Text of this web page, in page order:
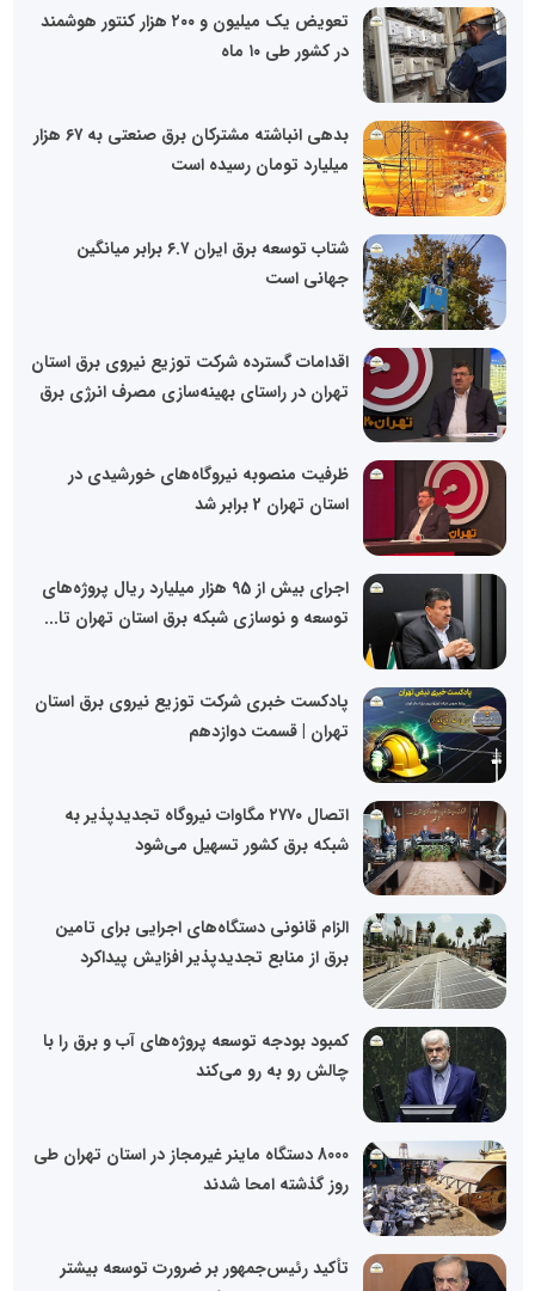
تعویض یک میلیون و ۲۰۰ هزار کنتور هوشمند
در کشور طی ۱۰ ماه
بدهی انباشته مشترکان برق صنعتی به ۶۷ هزار
میلیارد تومان رسیده است
شتاب توسعه برق ایران ۶.۷ برابر میانگین
جهانی است
اقدامات گسترده شرکت توزیع نیروی برق استان
تهران در راستای بهینه‌سازی مصرف انرژی برق
ظرفیت منصوبه نیروگاه‌های خورشیدی در
استان تهران 2 برابر شد
اجرای بیش از 95 هزار میلیارد ریال پروژه‌های
توسعه و نوسازی شبکه برق استان تهران تا...
پادکست خبری شرکت توزیع نیروی برق استان
تهران | قسمت دوازدهم
اتصال ۲۷۷۰ مگاوات نیروگاه تجدیدپذیر به
شبکه برق کشور تسهیل می‌شود
الزام قانونی دستگاه‌های اجرایی برای تامین
برق از منابع تجدیدپذیر افزایش پیداکرد
کمبود بودجه توسعه پروژه‌های آب و برق را با
چالش رو به رو می‌کند
8000 دستگاه ماینر غیرمجاز در استان تهران طی
روز گذشته امحا شدند
تأکید رئیس‌جمهور بر ضرورت توسعه بیشتر